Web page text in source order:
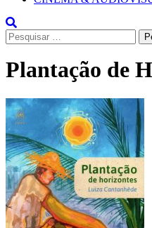
Pesquisar
por:
Plantação de